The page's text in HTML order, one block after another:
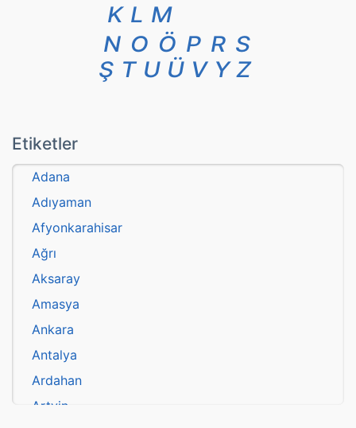
K L M
N O Ö P R S
Ş T U Ü V Y Z
Etiketler
Adana
Adıyaman
Afyonkarahisar
Ağrı
Aksaray
Amasya
Ankara
Antalya
Ardahan
Artvin